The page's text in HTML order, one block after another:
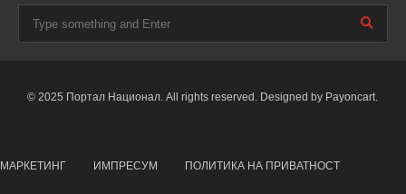
© 2025 Портал Национал. All rights reserved. Designed by Payoncart.
МАРКЕТИНГ ИМПРЕСУМ ПОЛИТИКА НА ПРИВАТНОСТ